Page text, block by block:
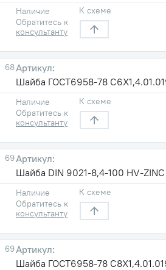
Наличие
Обратитесь к
консультанту
К схеме
68
Шайба ГОСТ6958-78
Наличие
Обратитесь к
консультанту
К схеме
69
Шайба DIN 9021-8,4-100 HV-ZINC
Наличие
Обратитесь к
консультанту
К схеме
69
Шайба ГОСТ6958-78